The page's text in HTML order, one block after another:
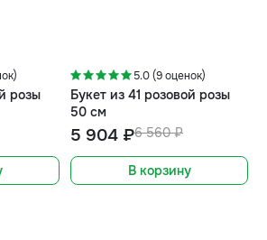
розы
5.0 (9 оценок)
Букет из 41 розовой розы
50 см
6 560 ₽
5 904 ₽
В корзину